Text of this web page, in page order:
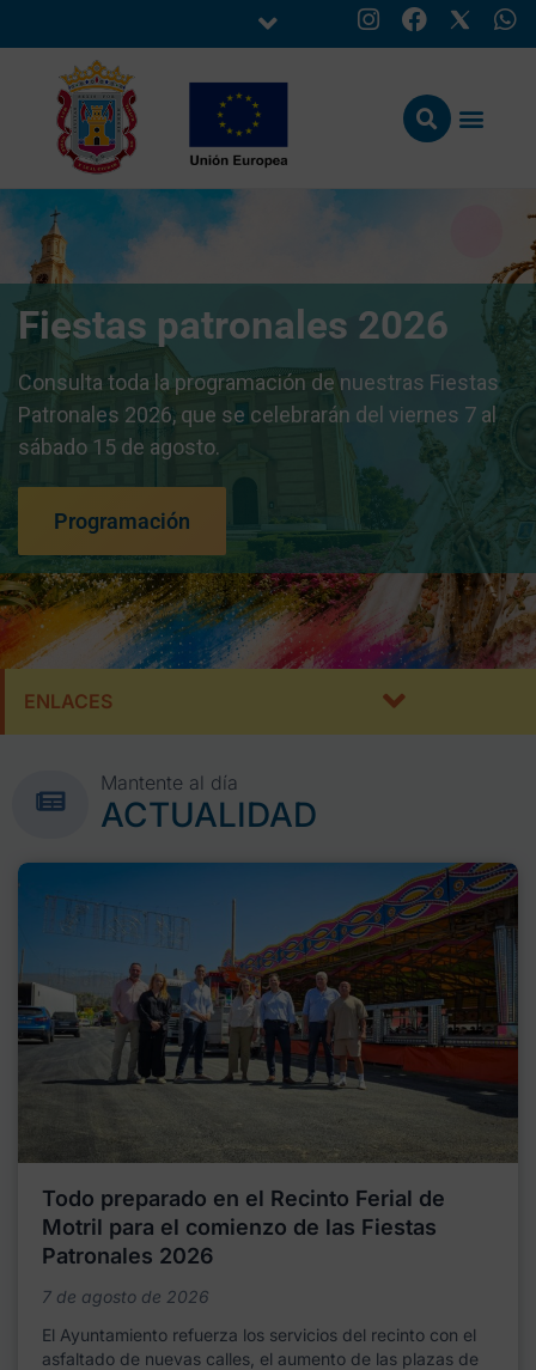
Fiestas patronales 2026
Consulta toda la programación de nuestras Fiestas
Patronales 2026, que se celebrarán del viernes 7 al
sábado 15 de agosto.
Programación
ENLACES
Mantente al día
ACTUALIDAD
Todo preparado en el Recinto Ferial de
Motril para el comienzo de las Fiestas
Patronales 2026
7 de agosto de 2026
El Ayuntamiento refuerza los servicios del recinto con el
asfaltado de nuevas calles, el aumento de las plazas de